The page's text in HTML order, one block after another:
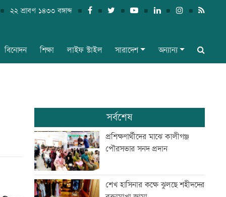
২২ শ্রাবণ ১৪৩৩ বঙ্গাব্দ
বিনোদন শিক্ষা লাইফ স্টাইল সারাদেশ অন্যান্য
সর্বশেষ
প্রশিক্ষণার্থীদের মাঝে কালীগঞ্জ
পৌরসভার সনদ প্রদান
শেখ হাসিনার কক্ষে ঝুলছে শহীদদের